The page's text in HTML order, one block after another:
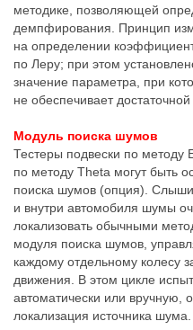
методике, позволяющей
демпфирования. Принцип
на определении
по Леру; при этом
значение параметра, при
не обеспечивает
Mодуль поиска шумов
Тестеры подвески по методу
по методу Theta могут быть
поиска шумов (опция).
и внутри автомобиля шумы
локализовать обычными
модуля поиска шумов,
каждому отдельному колесу
движения. В этом цикле
автоматически или вручную,
локализация источника шума.